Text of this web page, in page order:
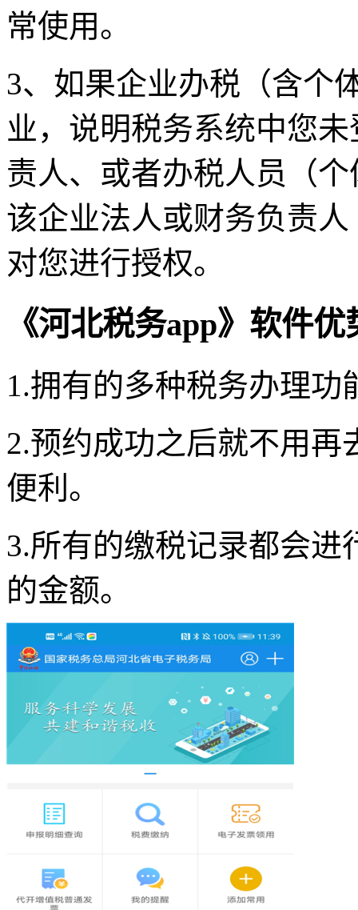
常使用。
3、如果企业办税（含个
业，说明税务系统中您
责人、或者办税人员（
该企业法人或财务负责
对您进行授权。
《河北税务app》软件优
1.拥有的多种税务办理
2.预约成功之后就不用
便利。
3.所有的缴税记录都会
的金额。